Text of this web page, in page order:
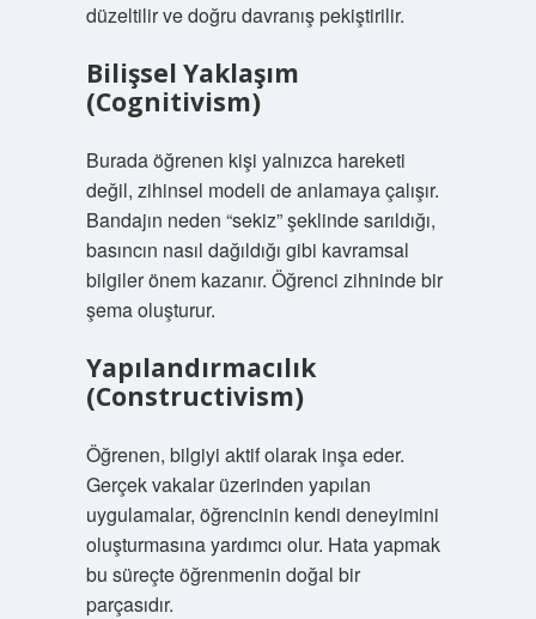
düzeltilir ve doğru davranış pekiştirilir.
Bilişsel Yaklaşım
(Cognitivism)
Burada öğrenen kişi yalnızca hareketi
değil, zihinsel modeli de anlamaya çalışır.
Bandajın neden “sekiz” şeklinde sarıldığı,
basıncın nasıl dağıldığı gibi kavramsal
bilgiler önem kazanır. Öğrenci zihninde bir
şema oluşturur.
Yapılandırmacılık
(Constructivism)
Öğrenen, bilgiyi aktif olarak inşa eder.
Gerçek vakalar üzerinden yapılan
uygulamalar, öğrencinin kendi deneyimini
oluşturmasına yardımcı olur. Hata yapmak
bu süreçte öğrenmenin doğal bir
parçasıdır.